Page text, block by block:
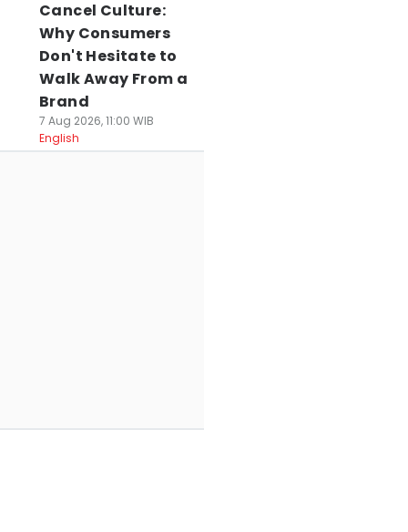
Cancel Culture:
Why Consumers
Don't Hesitate to
Walk Away From a
Brand
7 Aug 2026, 11:00 WIB
English